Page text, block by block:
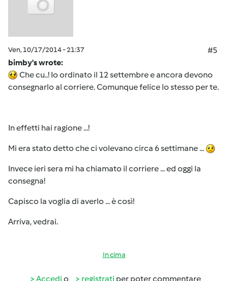
Ven, 10/17/2014 - 21:37
#5
bimby's wrote:
Che cu..! Io ordinato il 12 settembre e ancora devono
consegnarlo al corriere. Comunque felice lo stesso per te.
In effetti hai ragione ...!
Mi era stato detto che ci volevano circa 6 settimane ...
Invece ieri sera mi ha chiamato il corriere ... ed oggi la
consegna!
Capisco la voglia di averlo ... è così!
Arriva, vedrai.
In cima
Accedi o registrati per poter commentare